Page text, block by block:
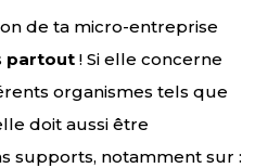
de ta micro-entreprise
partout ! Si elle concerne
organismes tels que
doit aussi être
supports, notamment sur :